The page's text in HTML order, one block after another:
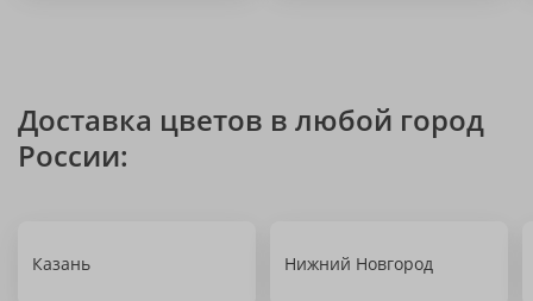
Доставка цветов в любой город
России:
Казань Нижний Новгород